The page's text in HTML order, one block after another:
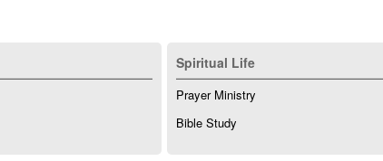
Spiritual Life
Prayer Ministry
Bible Study